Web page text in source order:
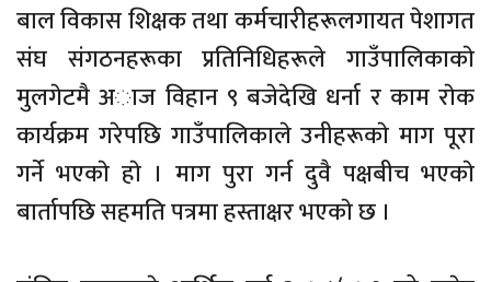
बाल विकास शिक्षक तथा कर्मचारीहरूलगायत पेशागत
संघ संगठनहरूका प्रतिनिधिहरूले गाउँपालिकाकाे
मुलगेटमै अाज विहान ९ बजेदेखि धर्ना र काम राेक
कार्यक्रम गरेपछि गाउँपालिकाले उनीहरूकाे माग पूरा
गर्ने भएकाे हाे । माग पुरा गर्न दुवै पक्षबीच भएकाे
बार्तापछि सहमति पत्रमा हस्ताक्षर भएकाे छ ।